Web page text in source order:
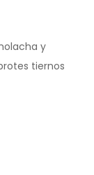
y
tiernos